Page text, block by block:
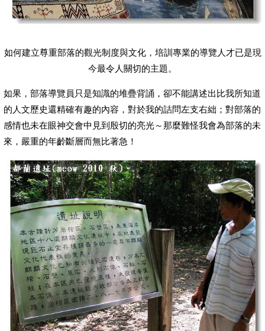
如何建立尊重部落的觀光制度與文化，培訓專業的導覽人才已是現
今最令人關切的主題。
如果，部落導覽員只是知識的堆疊背誦，卻不能講述出比我所知道
的人文歷史還精確有趣的內容，對於我的詰問左支右絀；對部落的
感情也未在眼神交會中見到殷切的亮光～那麼難怪我會為部落的未
來，嚴重的年齡斷層而無比著急！